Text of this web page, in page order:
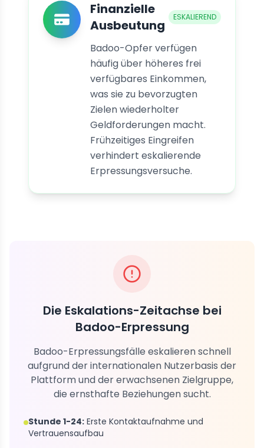
Finanzielle
Ausbeutung
ESKALIEREND
Badoo-Opfer verfügen
häufig über höheres frei
verfügbares Einkommen,
was sie zu bevorzugten
Zielen wiederholter
Geldforderungen macht.
Frühzeitiges Eingreifen
verhindert eskalierende
Erpressungsversuche.
Die Eskalations-Zeitachse bei
Badoo-Erpressung
Badoo-Erpressungsfälle eskalieren schnell
aufgrund der internationalen Nutzerbasis der
Plattform und der erwachsenen Zielgruppe,
die ernsthafte Beziehungen sucht.
Stunde 1-24: Erste Kontaktaufnahme und
Vertrauensaufbau